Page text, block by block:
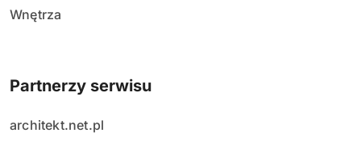
Wnętrza
Partnerzy serwisu
architekt.net.pl